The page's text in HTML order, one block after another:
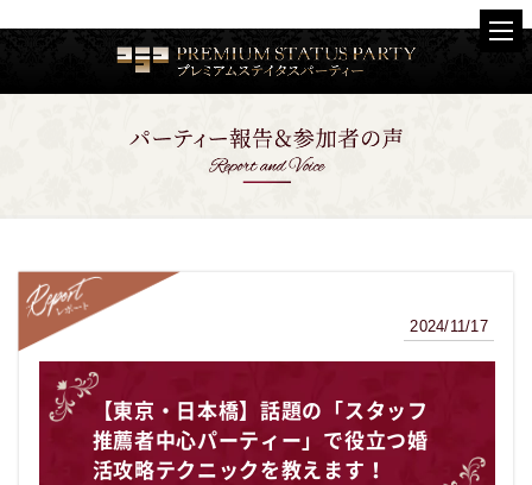
レポート
2024/11/17
【東京・日本橋】話題の「スタッフ
推薦者中心パーティー」で役立つ婚
活攻略テクニックを教えます！